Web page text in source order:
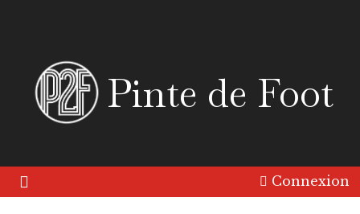
Pinte de Foot
Connexion